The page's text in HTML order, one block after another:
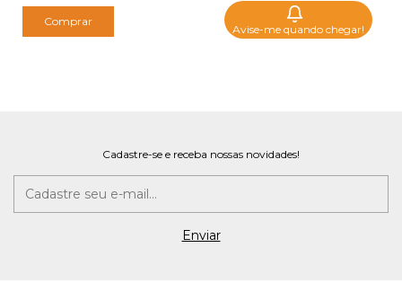
Comprar
Avise-me quando chegar!
Cadastre-se e receba nossas novidades!